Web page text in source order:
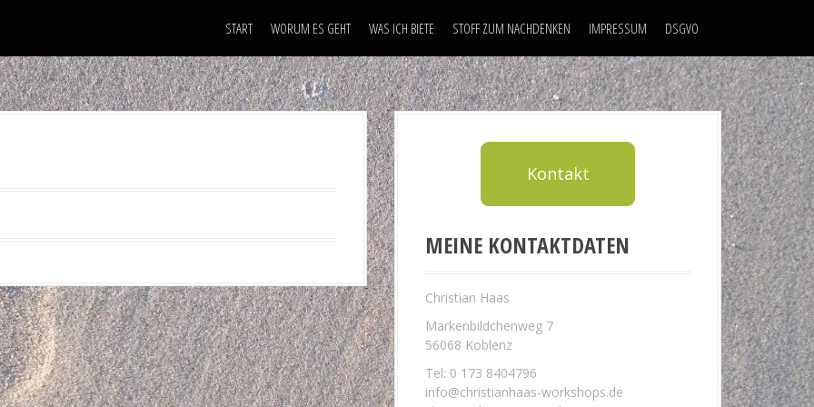
START WORUM ES GEHT WAS ICH BIETE STOFF ZUM NACHDENKEN IMPRESSUM DSGVO
Kontakt
MEINE KONTAKTDATEN
Christian Haas
Markenbildchenweg 7
56068 Koblenz
Tel: 0 173 8404796
info@christianhaas-workshops.de